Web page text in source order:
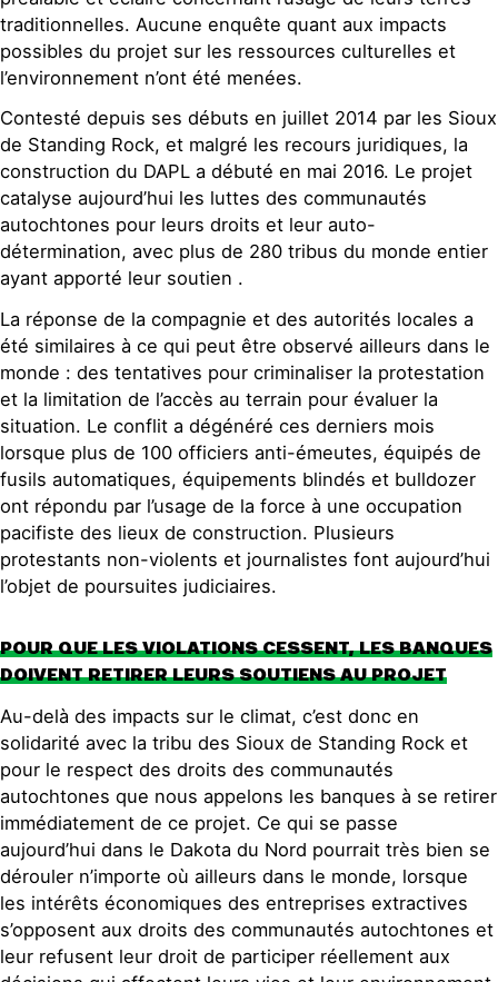
traditionnelles. Aucune enquête quant aux impacts
possibles du projet sur les ressources culturelles et
l’environnement n’ont été menées.
Contesté depuis ses débuts en juillet 2014 par les Sioux
de Standing Rock, et malgré les recours juridiques, la
construction du DAPL a débuté en mai 2016. Le projet
catalyse aujourd’hui les luttes des communautés
autochtones pour leurs droits et leur auto-
détermination, avec plus de 280 tribus du monde entier
ayant apporté leur soutien .
La réponse de la compagnie et des autorités locales a
été similaires à ce qui peut être observé ailleurs dans le
monde : des tentatives pour criminaliser la protestation
et la limitation de l’accès au terrain pour évaluer la
situation. Le conflit a dégénéré ces derniers mois
lorsque plus de 100 officiers anti-émeutes, équipés de
fusils automatiques, équipements blindés et bulldozer
ont répondu par l’usage de la force à une occupation
pacifiste des lieux de construction. Plusieurs
protestants non-violents et journalistes font aujourd’hui
l’objet de poursuites judiciaires.
POUR QUE LES VIOLATIONS CESSENT, LES BANQUES
DOIVENT RETIRER LEURS SOUTIENS AU PROJET
Au-delà des impacts sur le climat, c’est donc en
solidarité avec la tribu des Sioux de Standing Rock et
pour le respect des droits des communautés
autochtones que nous appelons les banques à se retirer
immédiatement de ce projet. Ce qui se passe
aujourd’hui dans le Dakota du Nord pourrait très bien se
dérouler n’importe où ailleurs dans le monde, lorsque
les intérêts économiques des entreprises extractives
s’opposent aux droits des communautés autochtones et
leur refusent leur droit de participer réellement aux